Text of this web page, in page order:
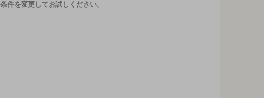
条件を変更してお試しください。